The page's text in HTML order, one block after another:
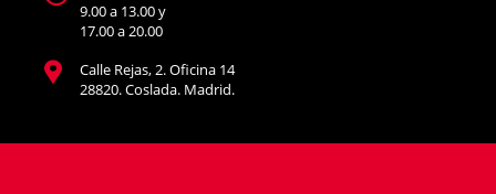
9.00 a 13.00 y
17.00 a 20.00
Calle Rejas, 2. Oficina 14
28820. Coslada. Madrid.